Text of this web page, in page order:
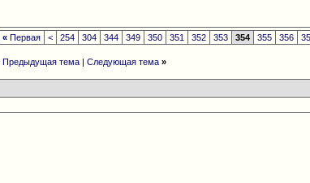
« Первая < 254 304 344 349 350 351 352 353 354 355 356
Предыдущая тема |Следующая тема »